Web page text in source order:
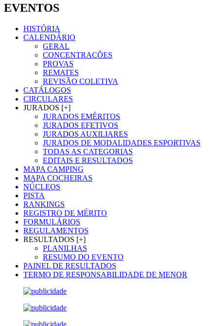
EVENTOS
HISTÓRIA
CALENDÁRIO
GERAL
CONCENTRAÇÕES
PROVAS
REMATES
REVISÃO COLETIVA
CATÁLOGOS
CIRCULARES
JURADOS [+]
JURADOS EMÉRITOS
JURADOS EFETIVOS
JURADOS AUXILIARES
JURADOS DE MODALIDADES ESPORTIVAS
TODAS AS CATEGORIAS
EDITAIS E RESULTADOS
MAPA CAMPING
MAPA COCHEIRAS
NÚCLEOS
PISTA
RANKINGS
REGISTRO DE MÉRITO
FORMULÁRIOS
REGULAMENTOS
RESULTADOS [+]
PLANILHAS
RESUMO DO EVENTO
PAINEL DE RESULTADOS
TERMO DE RESPONSABILIDADE DE MENOR